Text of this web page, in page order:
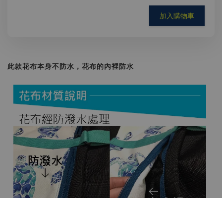
加入購物車
此款花布本身不防水，花布的內裡防水